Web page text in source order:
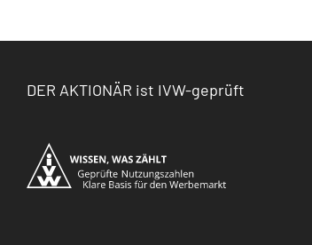
DER AKTIONÄR ist IVW-geprüft